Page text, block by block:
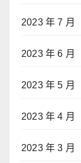
2023 年 7 月
2023 年 6 月
2023 年 5 月
2023 年 4 月
2023 年 3 月